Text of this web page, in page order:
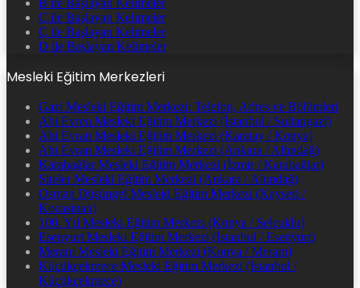
C ile Başlayan Kelimeler
Ç ile Başlayan Kelimeler
D ile Başlayan Kelimeler
Mesleki Eğitim Merkezleri
Gazi Mesleki Eğitim Merkezi: Telefon, Adres ve Bölümleri
Ahi Evren Mesleki Eğitim Merkezi (İstanbul / Sultangazi)
Ahi Evran Mesleki Eğitim Merkezi (Karatay / Konya)
Ahi Evran Mesleki Eğitim Merkezi (Ankara / Altındağ)
Karabağlar Mesleki Eğitim Merkezi (İzmir / Karabağlar)
Siteler Mesleki Eğitim Merkezi (Ankara / Altındağ)
Osman Düşüngel Mesleki Eğitim Merkezi (Kayseri /
Kocasinan)
100. Yıl Mesleki Eğitim Merkezi (Konya / Selçuklu)
Esenyurt Mesleki Eğitim Merkezi (İstanbul / Esenyurt)
Meram Mesleki Eğitim Merkezi (Konya / Meram)
Küçükçekmece Mesleki Eğitim Merkezi (İstanbul /
Küçükçekmece)